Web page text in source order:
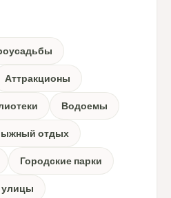
Аттракционы
Водоемы
отдых
Городские парки
улицы